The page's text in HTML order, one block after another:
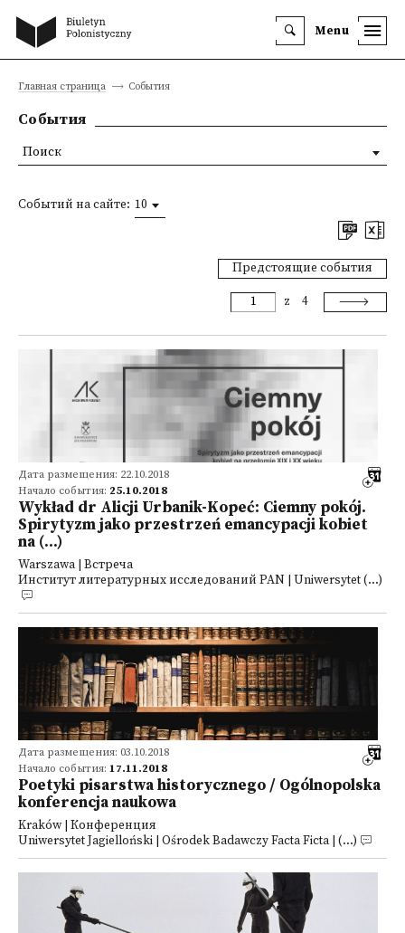
Menu
Главная страница События
События
Событий на сайте: 10
Предстоящие события
z 4
Дата размещения: 22.10.2018
Начало события: 25.10.2018
Wykład dr Alicji Urbanik-Kopeć: Ciemny pokój.
Spirytyzm jako przestrzeń emancypacji kobiet
na (...)
Warszawa | Встреча
Институт литературных исследований PAN | Uniwersytet (...)
Дата размещения: 03.10.2018
Начало события: 17.11.2018
Poetyki pisarstwa historycznego / Ogólnopolska
konferencja naukowa
Kraków | Конференция
Uniwersytet Jagielloński | Ośrodek Badawczy Facta Ficta | (...)
Поиск